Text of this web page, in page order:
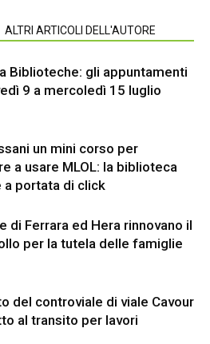
ALTRI ARTICOLI DELL'AUTORE
Biblioteche: gli appuntamenti
9 a mercoledì 15 luglio
un mini corso per
a usare MLOL: la biblioteca
a portata di click
di Ferrara ed Hera rinnovano il
per la tutela delle famiglie
del controviale di viale Cavour
al transito per lavori